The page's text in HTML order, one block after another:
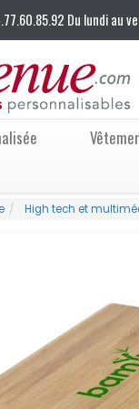
Du lundi au
High tech et